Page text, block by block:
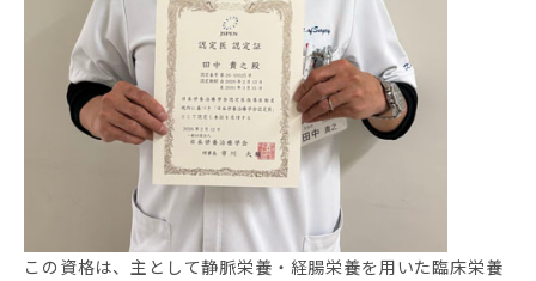
この資格は、主として静脈栄養・経腸栄養を用いた臨床栄養